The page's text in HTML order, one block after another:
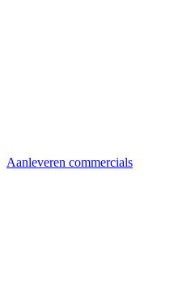
Aanleveren commercials